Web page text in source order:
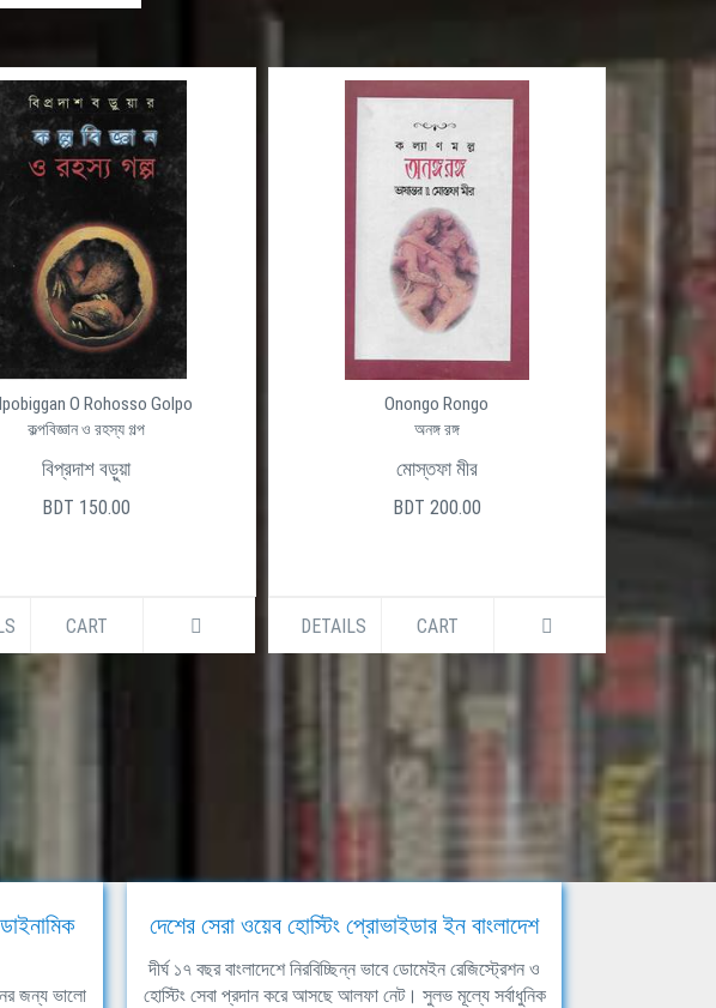
O Rohosso Golpo
কল্পবিজ্ঞান ও রহস্য গল্প
বিপ্রদাশ বড়ুয়া
BDT 150.00
CART
Onongo Rongo
অনঙ্গ রঙ্গ
মোস্তফা মীর
BDT 200.00
DETAILS CART
জন্য ভালো
দেশের সেরা ওয়েব হোস্টিং প্রোভাইডার ইন বাংলাদেশ
দীর্ঘ ১৭ বছর বাংলাদেশে নিরবিচ্ছিন্ন ভাবে ডোমেইন রেজিস্ট্রেশন ও
হোস্টিং সেবা প্রদান করে আসছে আলফা নেট। সুলভ মূল্যে সর্বাধুনিক